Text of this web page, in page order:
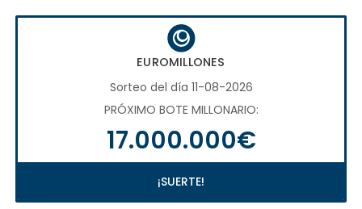
EUROMILLONES
Sorteo del día 11-08-2026
PRÓXIMO BOTE MILLONARIO:
17.000.000€
¡SUERTE!